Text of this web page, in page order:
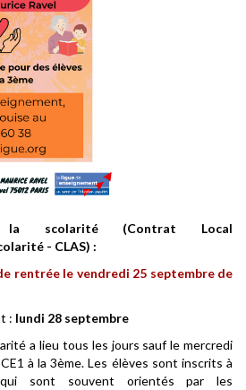
la scolarité (Contrat Local
- CLAS) :
rentrée le vendredi 25 septembre de
: lundi 28 septembre
a lieu tous les jours sauf le mercredi
à la 3ème. Les élèves sont inscrits à
sont souvent orientés par les